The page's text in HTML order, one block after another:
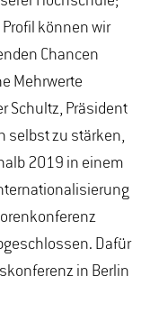
können wir
Chancen
Mehrwerte
Schultz, Präsident
selbst zu stärken,
2019 in einem
Dafür
in Berlin